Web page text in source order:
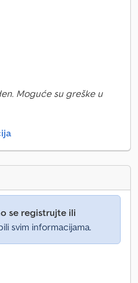
Moguće su greške u
se registrujte ili
svim informacijama.